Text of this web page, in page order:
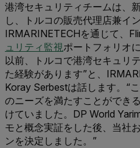
港湾セキュリティチームは、
し、トルコの販売代理店兼イ
IRMARINETECHを通じて、
ュリティ監視ポートフォリオ
以前、トルコで港湾セキュリ
た経験があります”と、
Koray Serbestは話します。“
のニーズを満たすことができ
けていました。DP World
モと概念実証をした後、当社
ンを決定しました。”